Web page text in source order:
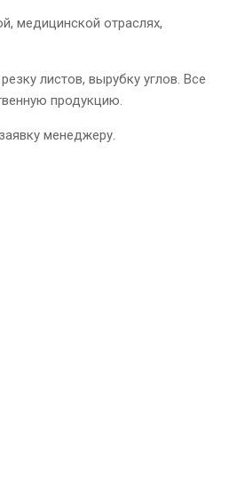
медицинской отраслях,
листов, вырубку углов. Все
продукцию.
менеджеру.